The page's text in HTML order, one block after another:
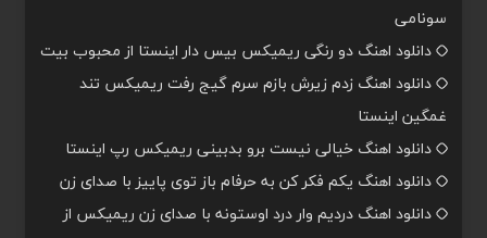
سونامی
دانلود اهنگ دو رنگی ریمیکس بیس دار اینستا از محبوب بیت
دانلود اهنگ زدم زیرش بازم سرم گیج رفت ریمیکس تند
غمگین اینستا
دانلود اهنگ خیالی نیست برو بدبینی ریمیکس رپ اینستا
دانلود اهنگ یکم فکر کن به حرفام باز توی پاییز با صدای زن
دانلود اهنگ دردیم وار درد اوستونه با صدای زن ریمیکس از